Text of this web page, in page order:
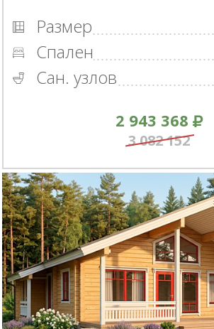
Размер
Спален
Сан. узлов
2 943 368
3 082 152